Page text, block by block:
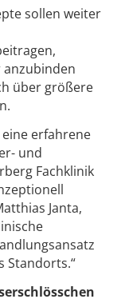
sollen weiter
anzubinden
über größere
erfahrene
und
Fachklinik
Janta,
Standorts.“